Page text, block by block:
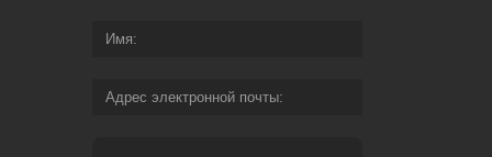
Имя
Адрес электронной почты